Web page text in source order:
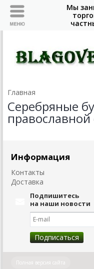
Главная
Серебряные
Информация
Контакты
Доставка
Подпишитесь
на наши новости
Полная версия сайта